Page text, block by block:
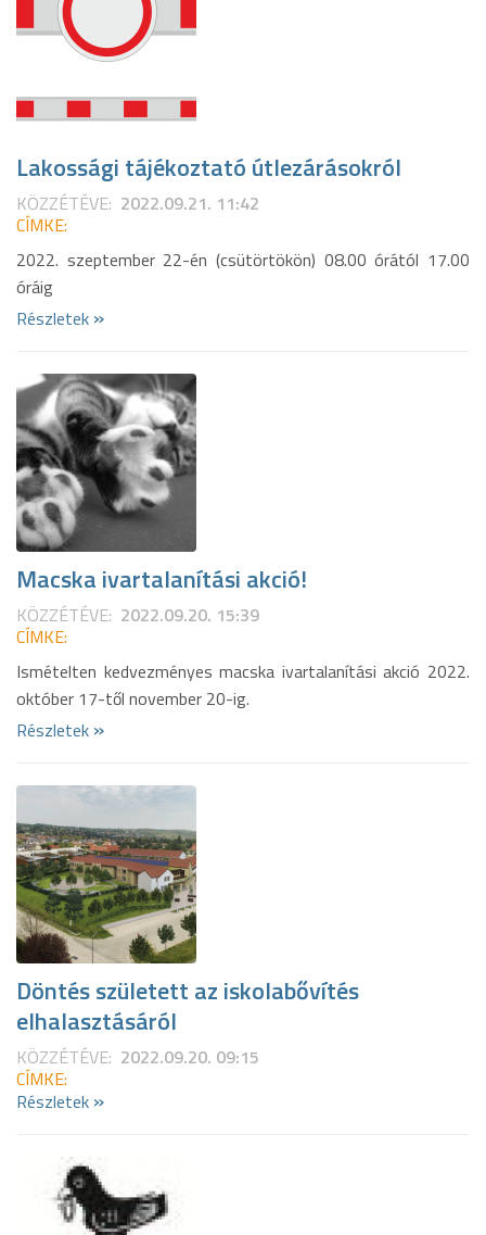
Lakossági tájékoztató útlezárásokról
KÖZZÉTÉVE: 2022.09.21. 11:42
CÍMKE:
2022. szeptember 22-én (csütörtökön) 08.00 órától 17.00
óráig
Részletek »
Macska ivartalanítási akció!
KÖZZÉTÉVE: 2022.09.20. 15:39
CÍMKE:
Ismételten kedvezményes macska ivartalanítási akció 2022.
október 17-től november 20-ig.
Részletek »
Döntés született az iskolabővítés
elhalasztásáról
KÖZZÉTÉVE: 2022.09.20. 09:15
CÍMKE:
Részletek »